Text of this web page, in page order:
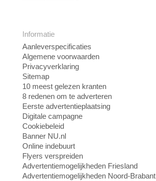
Informatie
Aanleverspecificaties
Algemene voorwaarden
Privacyverklaring
Sitemap
10 meest gelezen kranten
8 redenen om te adverteren
Eerste advertentieplaatsing
Digitale campagne
Cookiebeleid
Banner NU.nl
Online indebuurt
Flyers verspreiden
Advertentiemogelijkheden Friesland
Advertentiemogelijkheden Noord-Brabant